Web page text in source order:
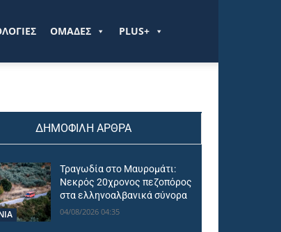
ΟΜΑΔΕΣ PLUS+
ΔΗΜΟΦΙΛΗ ΑΡΘΡΑ
Τραγωδία στο Μαυρομάτι:
Νεκρός 20χρονος πεζοπόρος
στα ελληνοαλβανικά σύνορα
04/08/2026 04:35